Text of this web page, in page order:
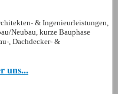
& Ingenieurleistungen,
Neubau, kurze Bauphase
, Dachdecker- &
uns...